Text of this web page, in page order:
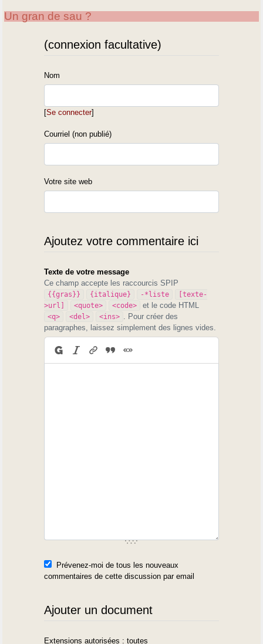
Un gran de sau ?
(connexion facultative)
Nom
[Se connecter]
Courriel (non publié)
Votre site web
Ajoutez votre commentaire ici
Texte de votre message
Ce champ accepte les raccourcis SPIP
{{gras}} {italique} -*liste
[texte-
>url]
<quote> <code> et le code HTML
<q> <del> <ins>
. Pour créer des
paragraphes, laissez simplement des lignes vides.
Prévenez-moi de tous les nouveaux
commentaires de cette discussion par email
Ajouter un document
Extensions autorisées : toutes